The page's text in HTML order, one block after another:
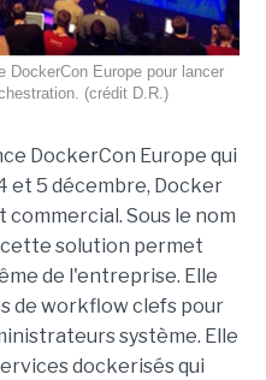
DockerCon Europe pour lancer
(crédit D.R.)
DockerCon Europe qui
et 5 décembre, Docker
Sous le nom
solution permet
de l'entreprise. Elle
de workflow clefs pour
système. Elle
dockerisés qui